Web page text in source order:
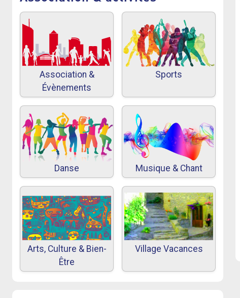
Association &
Évènements
Sports
Danse Musique & Chant
Arts, Culture & Bien-
Être
Village Vacances